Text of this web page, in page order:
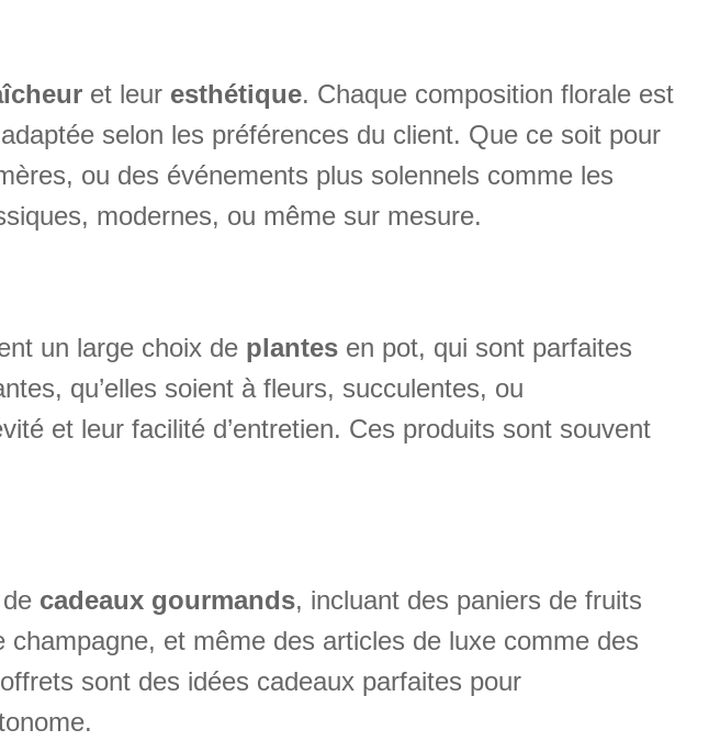
et leur esthétique. Chaque composition florale est
selon les préférences du client. Que ce soit pour
ou des événements plus solennels comme les
modernes, ou même sur mesure.
un large choix de plantes en pot, qui sont parfaites
qu’elles soient à fleurs, succulentes, ou
et leur facilité d’entretien. Ces produits sont souvent
cadeaux gourmands, incluant des paniers de fruits
et même des articles de luxe comme des
sont des idées cadeaux parfaites pour